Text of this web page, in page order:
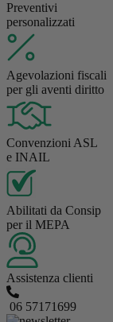
Preventivi
personalizzati
Agevolazioni fiscali
per gli aventi diritto
Convenzioni ASL
e INAIL
Abilitati da Consip
per il MEPA
Assistenza clienti
06 57171699